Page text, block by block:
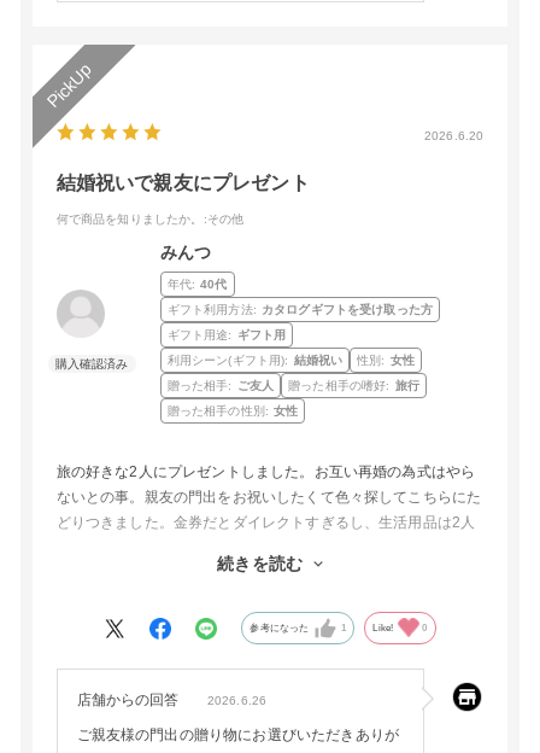
2026.6.20
結婚祝いで親友にプレゼント
何で商品を知りましたか。 :その他
みんつ
年代: 40代
ギフト利用方法: カタログギフトを受け取った方
ギフト用途:
ギフト用
利用シーン(ギフト用): 結婚祝い 性別: 女性
贈った相手:
ご友人 贈った相手の嗜好: 旅行
贈った相手の性別: 女性
旅の好きな2人にプレゼントしました。お互い再婚の為式はやら
ないとの事。親友の門出をお祝いしたくて色々探してこちらにた
どりつきました。金券だとダイレクトすぎるし、生活用品は2人
プレゼントは正にベストなモノだったと思います。
できる点もよかったです。親友がかなり喜んでくれて大満足で
続きを読む
参考になった 1 Like! 0
店舗からの回答 2026.6.26
ご親友様の門出の贈り物にお選びいただきありが